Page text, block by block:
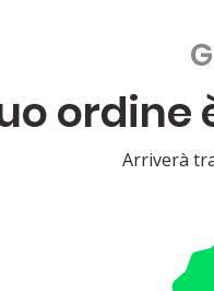
ordine
Arriverà